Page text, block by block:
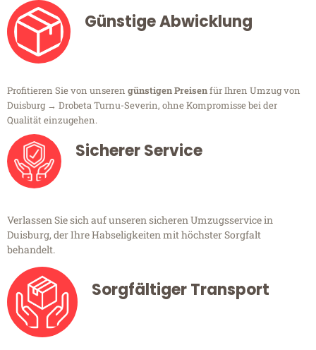
Günstige Abwicklung
Profitieren Sie von unseren günstigen Preisenfür Ihren Umzug von
Duisburg → Drobeta Turnu-Severin, ohne Kompromisse bei der
Qualität einzugehen.
Sicherer Service
Verlassen Sie sich auf unseren sicheren Umzugsservice in
Duisburg, der Ihre Habseligkeiten mit höchster Sorgfalt
behandelt.
Sorgfältiger Transport